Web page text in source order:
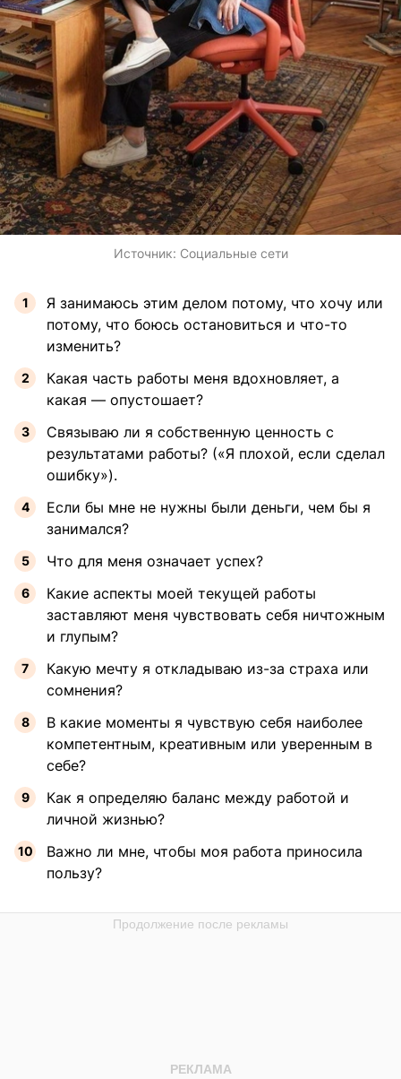
Источник: Социальные сети
Я занимаюсь этим делом потому, что хочу или
потому, что боюсь остановиться и что-то
изменить?
Какая часть работы меня вдохновляет, а
какая — опустошает?
Связываю ли я собственную ценность с
результатами работы? («Я плохой, если сделал
ошибку»).
Если бы мне не нужны были деньги, чем бы я
занимался?
Что для меня означает успех?
Какие аспекты моей текущей работы
заставляют меня чувствовать себя ничтожным
и глупым?
Какую мечту я откладываю из-за страха или
сомнения?
В какие моменты я чувствую себя наиболее
компетентным, креативным или уверенным в
себе?
Как я определяю баланс между работой и
личной жизнью?
Важно ли мне, чтобы моя работа приносила
пользу?